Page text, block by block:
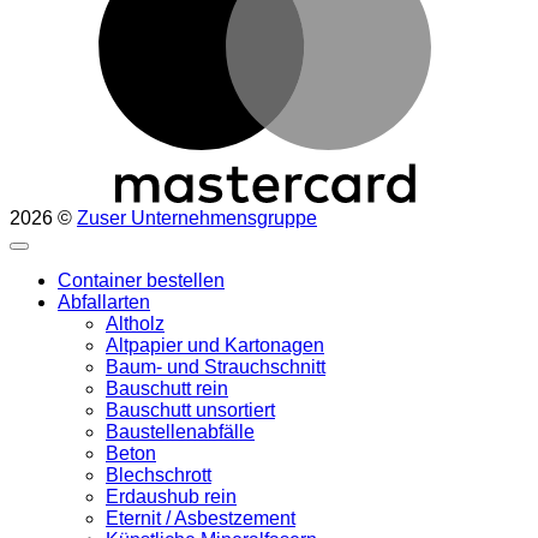
2026 © Zuser Unternehmensgruppe
Container bestellen
Abfallarten
Altholz
Altpapier und Kartonagen
Baum- und Strauchschnitt
Bauschutt rein
Bauschutt unsortiert
Baustellenabfälle
Beton
Blechschrott
Erdaushub rein
Eternit / Asbestzement